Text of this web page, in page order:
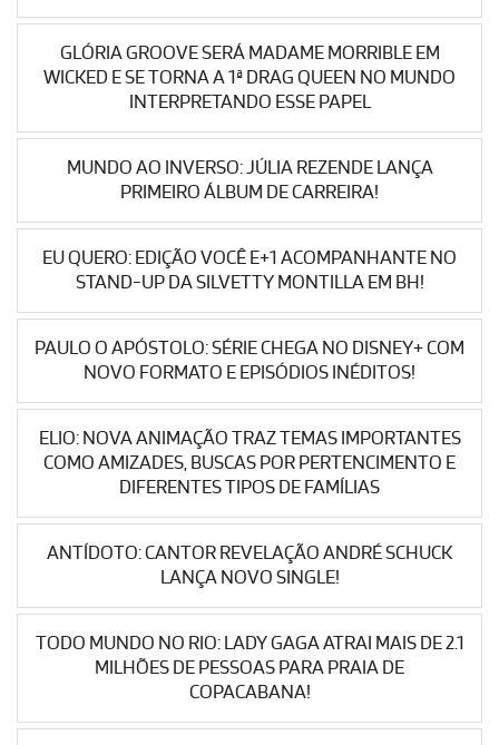
GLÓRIA GROOVE SERÁ MADAME MORRIBLE EM
WICKED E SE TORNA A 1ª DRAG QUEEN NO MUNDO
INTERPRETANDO ESSE PAPEL
MUNDO AO INVERSO: JÚLIA REZENDE LANÇA
PRIMEIRO ÁLBUM DE CARREIRA!
EU QUERO: EDIÇÃO VOCÊ E+1 ACOMPANHANTE NO
STAND-UP DA SILVETTY MONTILLA EM BH!
PAULO O APÓSTOLO: SÉRIE CHEGA NO DISNEY+ COM
NOVO FORMATO E EPISÓDIOS INÉDITOS!
ELIO: NOVA ANIMAÇÃO TRAZ TEMAS IMPORTANTES
COMO AMIZADES, BUSCAS POR PERTENCIMENTO E
DIFERENTES TIPOS DE FAMÍLIAS
ANTÍDOTO: CANTOR REVELAÇÃO ANDRÉ SCHUCK
LANÇA NOVO SINGLE!
TODO MUNDO NO RIO: LADY GAGA ATRAI MAIS DE 2.1
MILHÕES DE PESSOAS PARA PRAIA DE
COPACABANA!